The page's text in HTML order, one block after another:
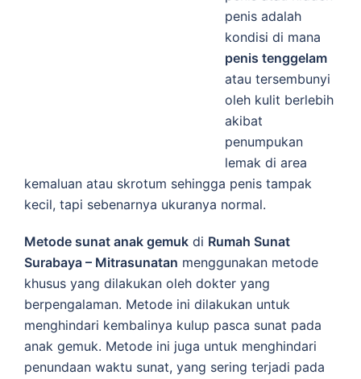
penis adalah
kondisi di mana
penis tenggelam
atau tersembunyi
oleh kulit berlebih
akibat
penumpukan
lemak di area
kemaluan atau skrotum sehingga penis tampak
kecil, tapi sebenarnya ukuranya normal.
Metode sunat anak gemuk di Rumah Sunat
Surabaya – Mitrasunatan menggunakan metode
khusus yang dilakukan oleh dokter yang
berpengalaman. Metode ini dilakukan untuk
menghindari kembalinya kulup pasca sunat pada
anak gemuk. Metode ini juga untuk menghindari
penundaan waktu sunat, yang sering terjadi pada